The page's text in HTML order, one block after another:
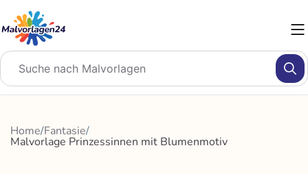
Inhalt
springen
Home/Fantasie/
Malvorlage Prinzessinnen mit Blumenmotiv